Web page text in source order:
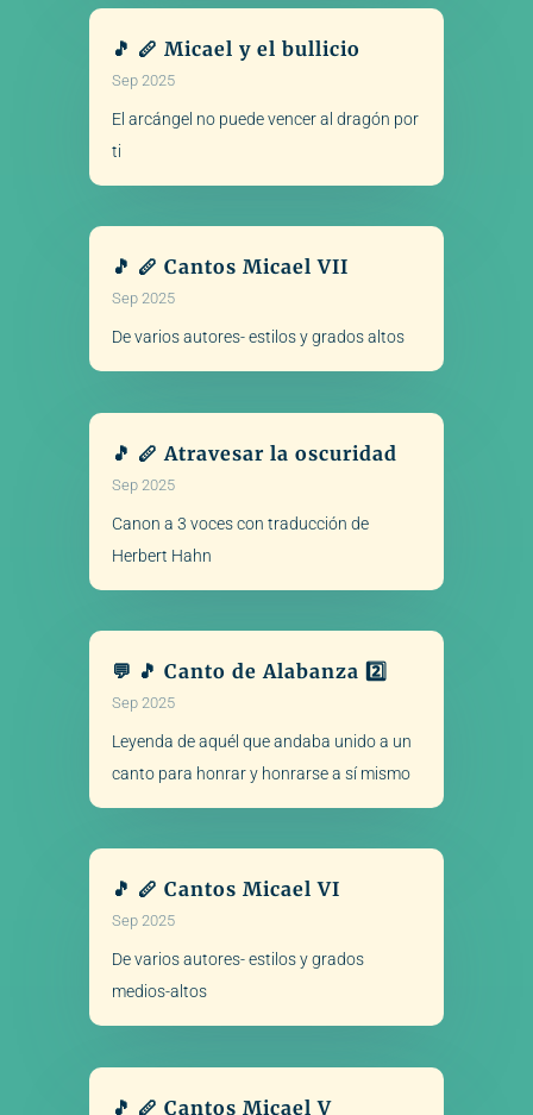
🎵 🪈 Micael y el bullicio
Sep 2025
El arcángel no puede vencer al dragón por
ti
🎵 🪈 Cantos Micael VII
Sep 2025
De varios autores- estilos y grados altos
🎵 🪈 Atravesar la oscuridad
Sep 2025
Canon a 3 voces con traducción de
Herbert Hahn
💬 🎵 Canto de Alabanza 2️⃣
Sep 2025
Leyenda de aquél que andaba unido a un
canto para honrar y honrarse a sí mismo
🎵 🪈 Cantos Micael VI
Sep 2025
De varios autores- estilos y grados
medios-altos
🎵 🪈 Cantos Micael V